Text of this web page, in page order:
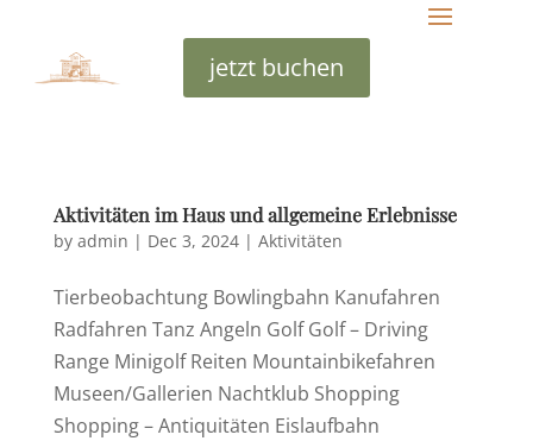
jetzt buchen
Aktivitäten im Haus und allgemeine Erlebnisse
by admin | Dec 3, 2024| Aktivitäten
Tierbeobachtung Bowlingbahn Kanufahren
Radfahren Tanz Angeln Golf Golf – Driving
Range Minigolf Reiten Mountainbikefahren
Museen/Gallerien Nachtklub Shopping
Shopping – Antiquitäten Eislaufbahn